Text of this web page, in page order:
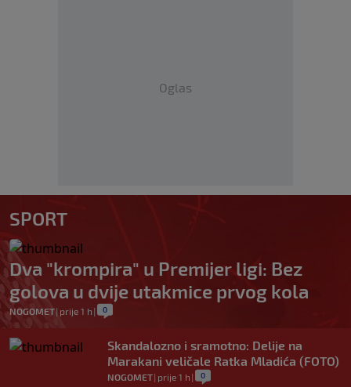
Oglas
SPORT
Dva "krompira" u Premijer ligi: Bez
golova u dvije utakmice prvog kola
NOGOMET| prije 1 h | 0
Skandalozno i sramotno: Delije na
Marakani veličale Ratka Mladića (FOTO)
NOGOMET| prije 1 h | 0